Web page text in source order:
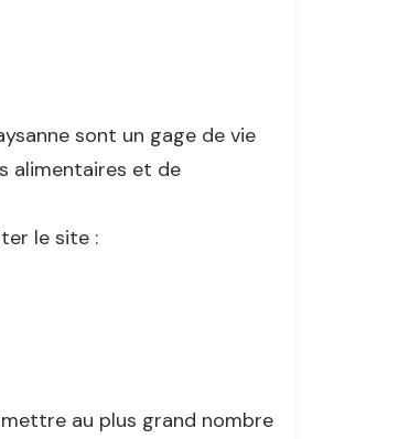
sont un gage de vie
alimentaires et de
le site :
au plus grand nombre